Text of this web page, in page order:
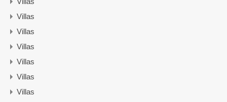
Villas
Villas
Villas
Villas
Villas
Villas